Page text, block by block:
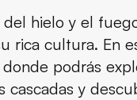
hielo y el
rica cultura. En
podrás
cascadas y